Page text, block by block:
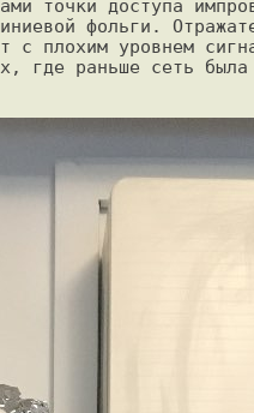
точки доступа
фольги.
с плохим уровнем
где раньше сеть была